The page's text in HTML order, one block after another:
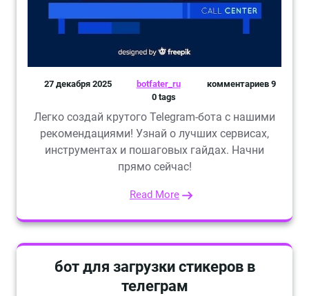
27 декабря 2025 botfater_ru
комментариев 9
0 tags
Легко создай крутого Telegram-бота с нашими
рекомендациями! Узнай о лучших сервисах,
инструментах и пошаговых гайдах. Начни
прямо сейчас!
Read More
бот для загрузки стикеров в
телеграм